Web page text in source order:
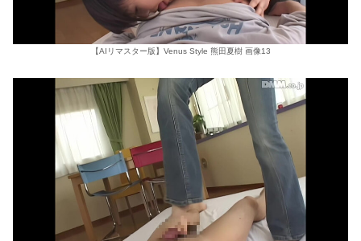
【AIリマスター版】Venus Style 熊田夏樹 画像13